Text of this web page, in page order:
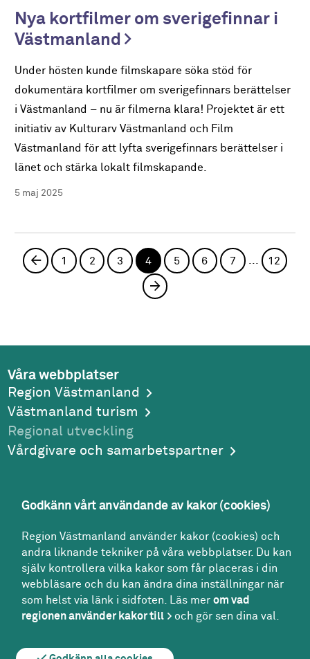
Nya kortfilmer om sverigefinnar i
Västmanland
Under hösten kunde filmskapare söka stöd för
dokumentära kortfilmer om sverigefinnars berättelser
i Västmanland – nu är filmerna klara! Projektet är ett
initiativ av Kulturarv Västmanland och Film
Västmanland för att lyfta sverigefinnars berättelser i
länet och stärka lokalt filmskapande.
5 maj 2025
Föregående sida
1 2 3 4 5 6 7 ... 12
Nästa sida
Våra webbplatser
Region Västmanland
Västmanland turism
Regional utveckling
Vårdgivare och samarbetspartner
Region Västmanland
Regionhuset
721 89 Västerås
Kontakt
Kontakt­center:
021-17 30 00
Godkänn vårt användande av kakor (cookies)
Region Västmanland använder kakor (cookies) och
andra liknande tekniker på våra webbplatser. Du kan
själv kontrollera vilka kakor som får placeras i din
webbläsare och du kan ändra dina inställningar när
som helst via länk i sidfoten. Läs merom vad
regionen använder kakor till
och gör sen dina val.